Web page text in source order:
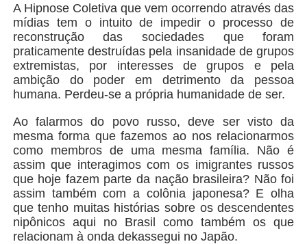
A Hipnose Coletiva que vem ocorrendo através das
mídias tem o intuito de impedir o processo de
reconstrução das sociedades que foram
praticamente destruídas pela insanidade de grupos
extremistas, por interesses de grupos e pela
ambição do poder em detrimento da pessoa
humana. Perdeu-se a própria humanidade de ser.
Ao falarmos do povo russo, deve ser visto da
mesma forma que fazemos ao nos relacionarmos
como membros de uma mesma família. Não é
assim que interagimos com os imigrantes russos
que hoje fazem parte da nação brasileira? Não foi
assim também com a colônia japonesa? E olha
que tenho muitas histórias sobre os descendentes
nipônicos aqui no Brasil como também os que
relacionam à onda dekassegui no Japão.